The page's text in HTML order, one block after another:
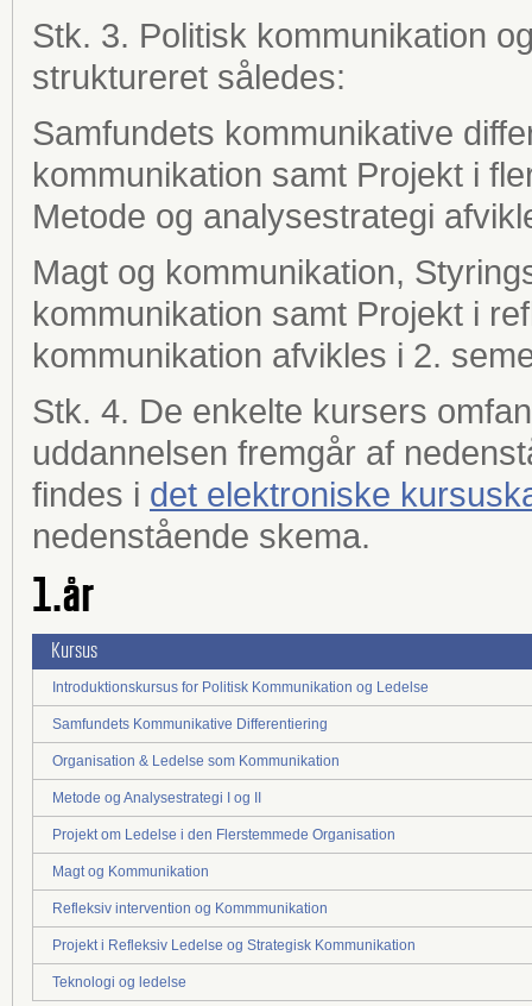
Stk. 3. Politisk kommunikation
struktureret således:
Samfundets kommunikative
kommunikation samt Projekt i
Metode og analysestrategi
Magt og kommunikation,
kommunikation samt Projekt i
kommunikation afvikles i 2.
Stk. 4. De enkelte kursers
uddannelsen fremgår af
findes i det elektroniske
nedenstående skema.
1.år
Kursus
Introduktionskursus for Politisk Kommunikation og Ledelse
Samfundets Kommunikative Differentiering
Organisation & Ledelse som Kommunikation
Metode og Analysestrategi I og II
Projekt om Ledelse i den Flerstemmede Organisation
Magt og Kommunikation
Refleksiv intervention og Kommmunikation
Projekt i Refleksiv Ledelse og Strategisk Kommunikation
Teknologi og ledelse